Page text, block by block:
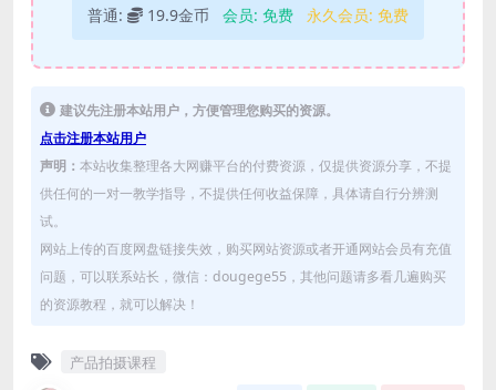
普通: 19.9金币 会员: 免费 永久会员: 免费
建议先注册本站用户，方便管理您购买的资源。
点击注册本站用户
声明： 本站收集整理各大网赚平台的付费资源，仅提供资源分享，不提
供任何的一对一教学指导，不提供任何收益保障，具体请自行分辨测
试。
网站上传的百度网盘链接失效，购买网站资源或者开通网站会员有充值
问题，可以联系站长，微信：dougege55，其他问题请多看几遍购买
的资源教程，就可以解决！
产品拍摄课程